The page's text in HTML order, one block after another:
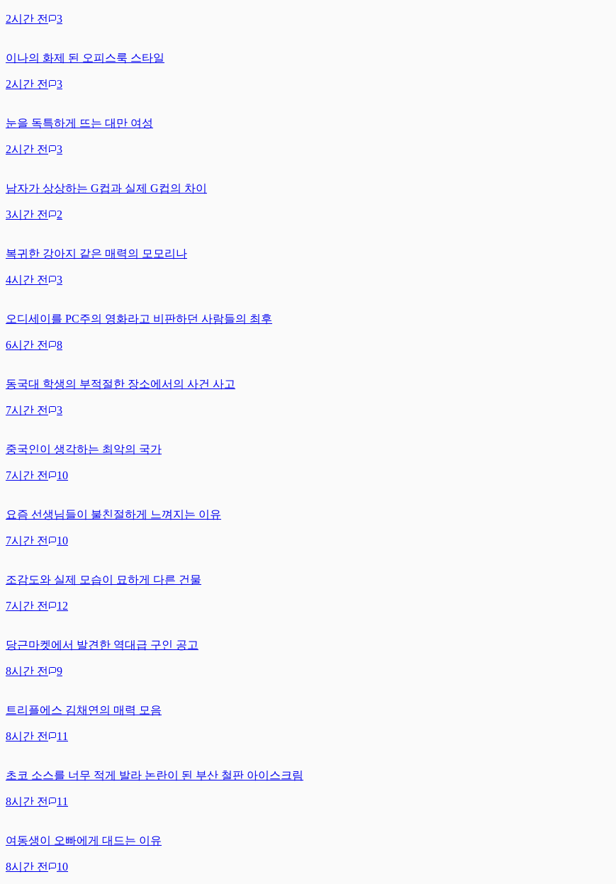
2시간 전 3
이나의 화제 된 오피스룩 스타일
2시간 전 3
눈을 독특하게 뜨는 대만 여성
2시간 전 3
남자가 상상하는 G컵과 실제 G컵의 차이
3시간 전 2
복귀한 강아지 같은 매력의 모모리나
4시간 전 3
오디세이를 PC주의 영화라고 비판하던 사람들의 최후
6시간 전 8
동국대 학생의 부적절한 장소에서의 사건 사고
7시간 전 3
중국인이 생각하는 최악의 국가
7시간 전 10
요즘 선생님들이 불친절하게 느껴지는 이유
7시간 전 10
조감도와 실제 모습이 묘하게 다른 건물
7시간 전 12
당근마켓에서 발견한 역대급 구인 공고
8시간 전 9
트리플에스 김채연의 매력 모음
8시간 전 11
초코 소스를 너무 적게 발라 논란이 된 부산 철판 아이스크림
8시간 전 11
여동생이 오빠에게 대드는 이유
8시간 전 10